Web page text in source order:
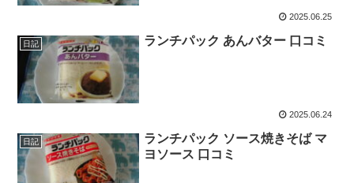
2025.06.25
日記 ランチパック あんバター 口コミ
2025.06.24
日記
ランチパック ソース焼きそば マ
ヨソース 口コミ